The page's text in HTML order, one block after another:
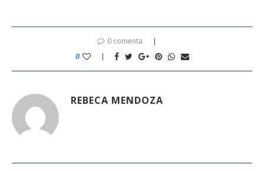
0 comenta
0
REBECA MENDOZA